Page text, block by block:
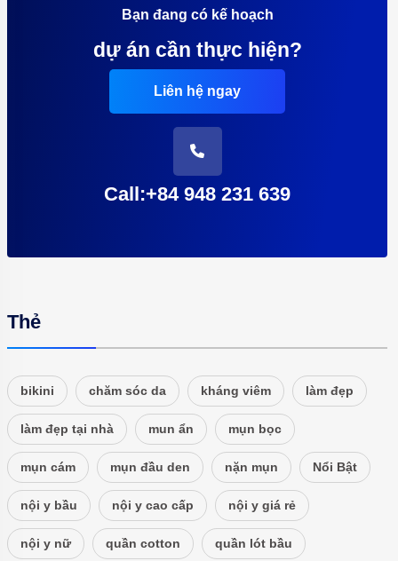
Bạn đang có kế hoạch
dự án cần thực hiện?
Liên hệ ngay
Call:+84 948 231 639
Thẻ
bikini chăm sóc da kháng viêm làm đẹp
làm đẹp tại nhà mun ẩn mụn bọc
mụn cám mụn đầu den nặn mụn Nổi Bật
nội y bầu nội y cao cấp nội y giá rẻ
nội y nữ quần cotton quần lót bầu